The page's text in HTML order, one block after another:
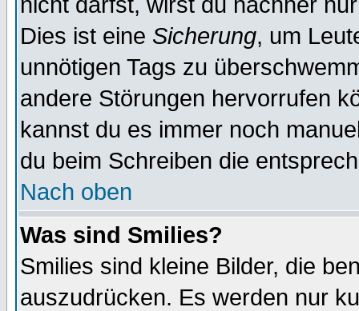
Dies ist eine Sicherung, um
unnötigen Tags zu
andere Störungen hervorrufen
kannst du es immer noch
du beim Schreiben die
Nach oben
Was sind Smilies?
Smilies sind kleine Bilder, die
auszudrücken. Es werden nur